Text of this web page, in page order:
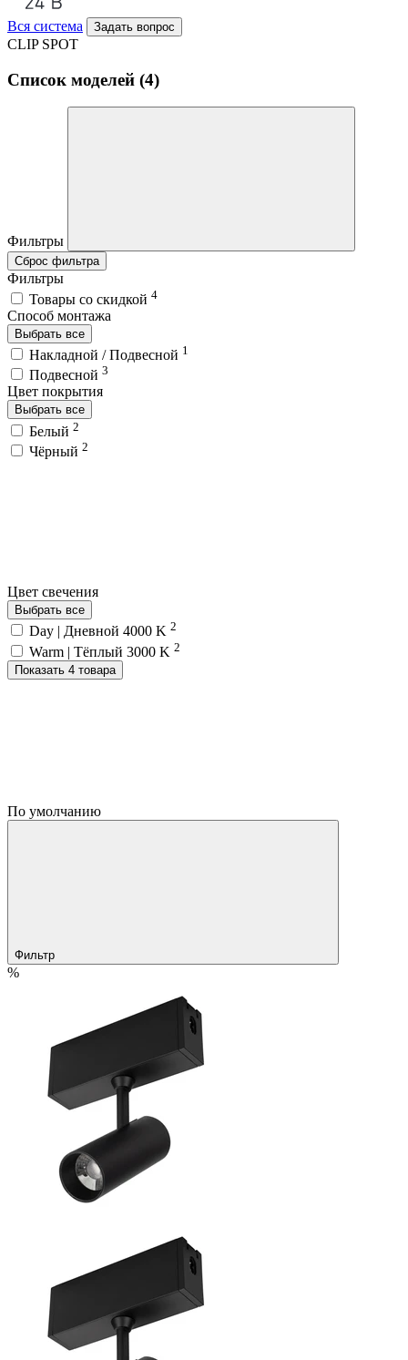
Вся система Задать вопрос
CLIP SPOT
Список моделей (4)
Фильтры
Сброс фильтра
Фильтры
Товары со скидкой 4
Способ монтажа
Выбрать все
Накладной / Подвесной 1
Подвесной 3
Цвет покрытия
Выбрать все
Белый 2
Чёрный 2
Цвет свечения
Выбрать все
Day | Дневной 4000 K 2
Warm | Тёплый 3000 K 2
Показать 4 товара
По умолчанию
Фильтр
%